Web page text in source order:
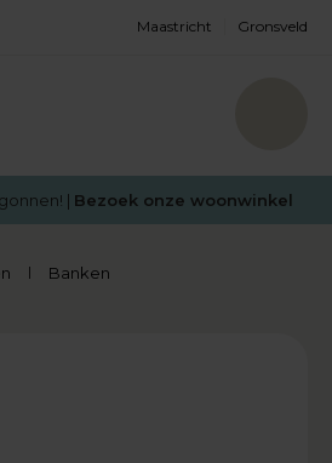
Maastricht Gronsveld
| Bezoek onze woonwinkel
Banken